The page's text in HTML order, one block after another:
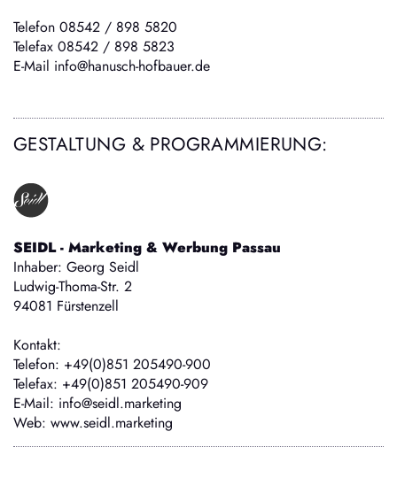
Telefon 08542 / 898 5820
Telefax 08542 / 898 5823
E-Mail info@hanusch-hofbauer.de
GESTALTUNG & PROGRAMMIERUNG:
SEIDL - Marketing & Werbung Passau
Inhaber: Georg Seidl
Ludwig-Thoma-Str. 2
94081 Fürstenzell
Kontakt:
Telefon: +49(0)851 205490-900
Telefax: +49(0)851 205490-909
E-Mail: info@seidl.marketing
Web: www.seidl.marketing